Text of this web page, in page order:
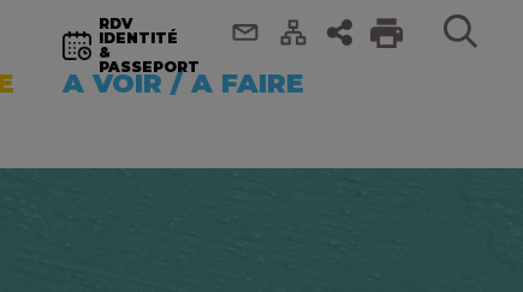
A VOIR / A FAIRE
RDV
IDENTITÉ
&
PASSEPORT